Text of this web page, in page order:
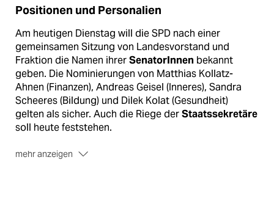
Positionen und Personalien
Am heutigen Dienstag will die SPD nach einer
gemeinsamen Sitzung von Landesvorstand und
Fraktion die Namen ihrerSenatorInnen bekannt
geben. Die Nominierungen von Matthias Kollatz-
Ahnen (Finanzen), Andreas Geisel (Inneres), Sandra
Scheeres (Bildung) und Dilek Kolat (Gesundheit)
gelten als sicher. Auch die Riege derStaatssekretäre
soll heute feststehen.
mehr anzeigen